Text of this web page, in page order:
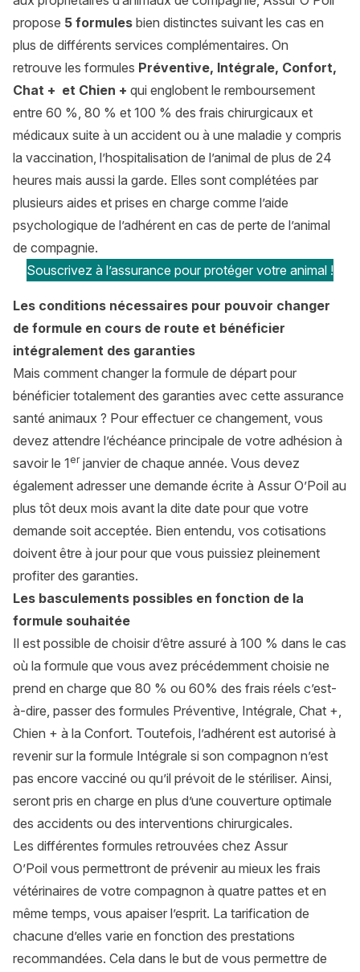
propose 5 formules bien distinctes suivant les cas en
plus de différents services complémentaires. On
retrouve les formules Préventive, Intégrale, Confort,
Chat + et Chien + qui englobent le remboursement
entre 60 %, 80 % et 100 % des frais chirurgicaux et
médicaux suite à un accident ou à une maladie y compris
la vaccination, l’hospitalisation de l’animal de plus de 24
heures mais aussi la garde. Elles sont complétées par
plusieurs aides et prises en charge comme l’aide
psychologique de l’adhérent en cas de perte de l’animal
de compagnie.
Souscrivez à l’assurance pour protéger votre animal !
Les conditions nécessaires pour pouvoir changer
de formule en cours de route et bénéficier
intégralement des garanties
Mais comment changer la formule de départ pour
bénéficier totalement des garanties avec cette assurance
santé animaux ? Pour effectuer ce changement, vous
devez attendre l’échéance principale de votre adhésion à
savoir le 1erjanvier de chaque année. Vous devez
également adresser une demande écrite à Assur O’Poil au
plus tôt deux mois avant la dite date pour que votre
demande soit acceptée. Bien entendu, vos cotisations
doivent être à jour pour que vous puissiez pleinement
profiter des garanties.
Les basculements possibles en fonction de la
formule souhaitée
Il est possible de choisir d’être assuré à 100 % dans le cas
où la formule que vous avez précédemment choisie ne
prend en charge que 80 % ou 60% des frais réels c’est-
à-dire, passer des formules Préventive, Intégrale, Chat +,
Chien + à la Confort. Toutefois, l’adhérent est autorisé à
revenir sur la formule Intégrale si son compagnon n’est
pas encore vacciné ou qu’il prévoit de le stériliser. Ainsi,
seront pris en charge en plus d’une couverture optimale
des accidents ou des interventions chirurgicales.
Les différentes formules retrouvées chez Assur
O’Poil vous permettront de prévenir au mieux les frais
vétérinaires de votre compagnon à quatre pattes et en
même temps, vous apaiser l’esprit. La tarification de
chacune d’elles varie en fonction des prestations
recommandées. Cela dans le but de vous permettre de